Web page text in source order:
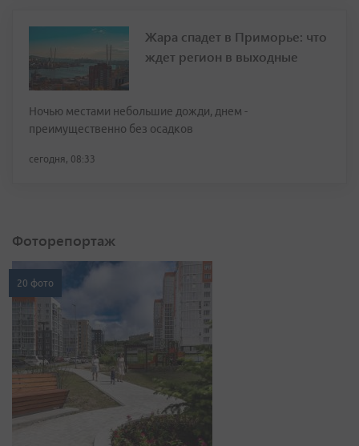
Жара спадет в Приморье: что
ждет регион в выходные
Ночью местами небольшие дожди, днем -
преимущественно без осадков
сегодня, 08:33
Фоторепортаж
20 фото